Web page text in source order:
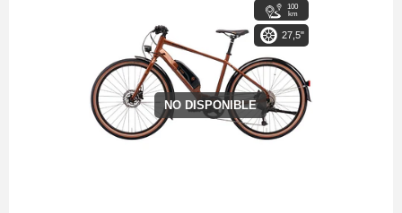
NO DISPONIBLE
100
km
27,5"